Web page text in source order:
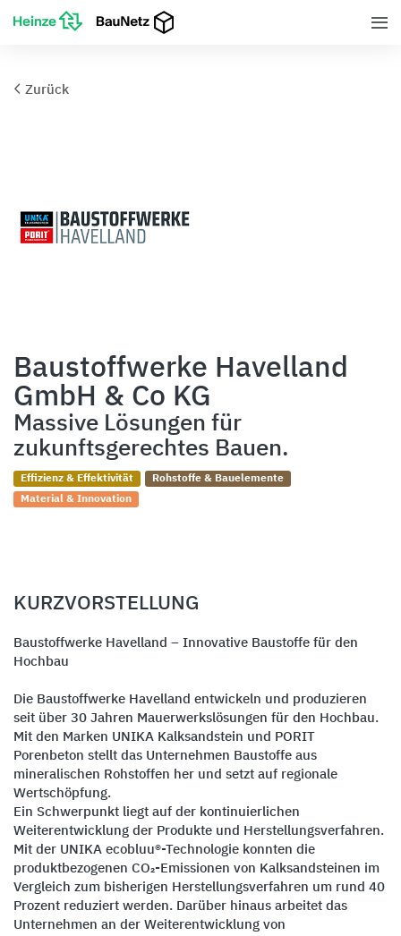
Zurück
Baustoffwerke Havelland
GmbH & Co KG
Massive Lösungen für
zukunftsgerechtes Bauen.
Effizienz & Effektivität
Rohstoffe & Bauelemente
Material & Innovation
KURZVORSTELLUNG
Baustoffwerke Havelland – Innovative Baustoffe für den
Hochbau
Die Baustoffwerke Havelland entwickeln und produzieren
seit über 30 Jahren Mauerwerkslösungen für den Hochbau.
Mit den Marken UNIKA Kalksandstein und PORIT
Porenbeton stellt das Unternehmen Baustoffe aus
mineralischen Rohstoffen her und setzt auf regionale
Wertschöpfung.
Ein Schwerpunkt liegt auf der kontinuierlichen
Weiterentwicklung der Produkte und Herstellungsverfahren.
Mit der UNIKA ecobluu®-Technologie konnten die
produktbezogenen CO₂-Emissionen von Kalksandsteinen im
Vergleich zum bisherigen Herstellungsverfahren um rund 40
Prozent reduziert werden. Darüber hinaus arbeitet das
Unternehmen an der Weiterentwicklung von